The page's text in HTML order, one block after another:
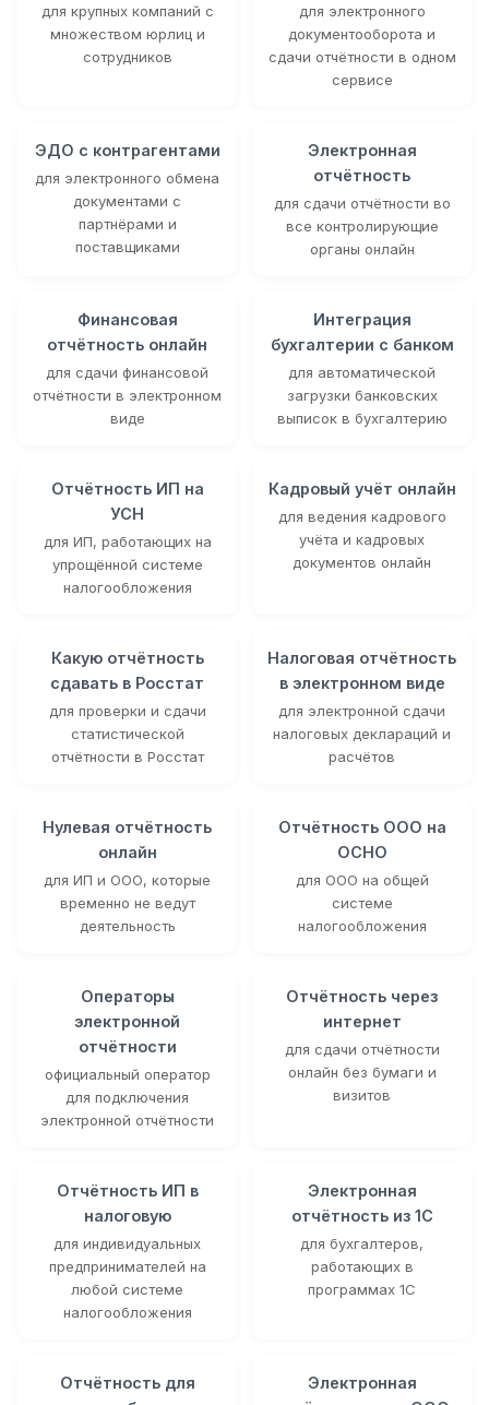
для крупных компаний с
множеством юрлиц и
сотрудников
для электронного
документооборота и
сдачи отчётности в одном
сервисе
ЭДО с контрагентами
для электронного обмена
документами с
партнёрами и
поставщиками
Электронная
отчётность
для сдачи отчётности во
все контролирующие
органы онлайн
Финансовая
отчётность онлайн
для сдачи финансовой
отчётности в электронном
виде
Интеграция
бухгалтерии с банком
для автоматической
загрузки банковских
выписок в бухгалтерию
Отчётность ИП на
УСН
для ИП, работающих на
упрощённой системе
налогообложения
Кадровый учёт онлайн
для ведения кадрового
учёта и кадровых
документов онлайн
Какую отчётность
сдавать в Росстат
для проверки и сдачи
статистической
отчётности в Росстат
Налоговая отчётность
в электронном виде
для электронной сдачи
налоговых деклараций и
расчётов
Нулевая отчётность
онлайн
для ИП и ООО, которые
временно не ведут
деятельность
Отчётность ООО на
ОСНО
для ООО на общей
системе
налогообложения
Операторы
электронной
отчётности
официальный оператор
для подключения
электронной отчётности
Отчётность через
интернет
для сдачи отчётности
онлайн без бумаги и
визитов
Отчётность ИП в
налоговую
для индивидуальных
предпринимателей на
любой системе
налогообложения
Электронная
отчётность из 1С
для бухгалтеров,
работающих в
программах 1С
Отчётность для
Электронная